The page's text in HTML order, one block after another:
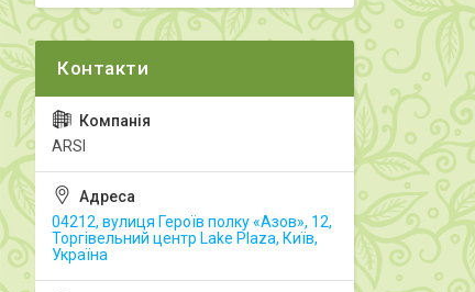
ARSI
04212, вулиця Героїв полку «Азов», 12,
Торгівельний центр Lake Plaza, Київ,
Україна